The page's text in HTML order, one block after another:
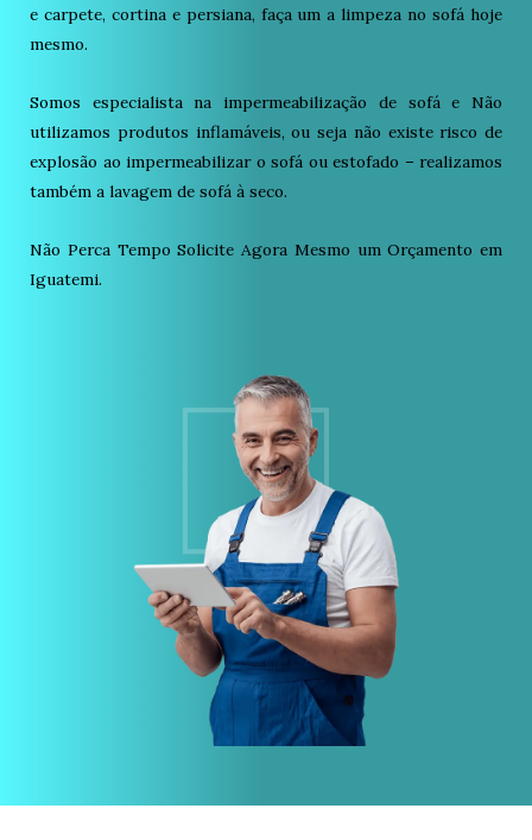
e carpete, cortina e persiana, faça um a limpeza no sofá hoje
mesmo.
Somos especialista na impermeabilização de sofá e Não
utilizamos produtos inflamáveis, ou seja não existe risco de
explosão ao impermeabilizar o sofá ou estofado – realizamos
também a lavagem de sofá à seco.
Não Perca Tempo Solicite Agora Mesmo um Orçamento em
Iguatemi.